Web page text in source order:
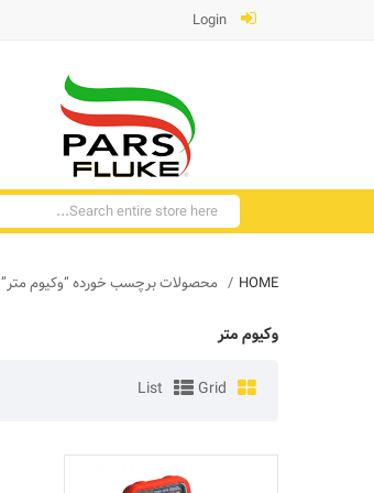
HOME محصولات برچسب خورده “وکیوم متر”
وکیوم متر
Grid
List